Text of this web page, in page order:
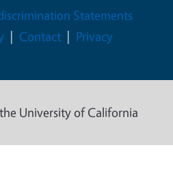
Statements
Contact Privacy
University of California